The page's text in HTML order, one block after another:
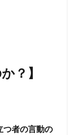
？】
つ者の言動の